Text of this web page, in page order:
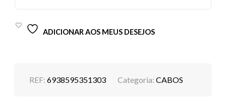
2.1A
1M
ADICIONAR AOS MEUS DESEJOS
REF:6938595351303 Categoria:CABOS